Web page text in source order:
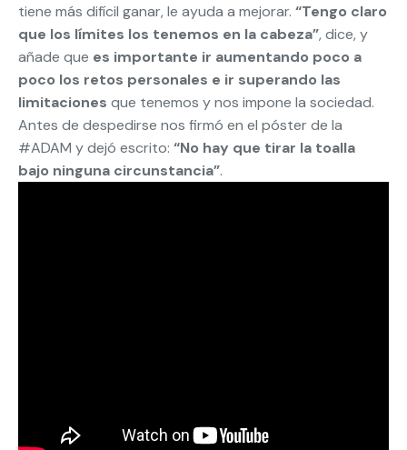
tiene más difícil ganar, le ayuda a mejorar. “Tengo claro
que los límites los tenemos en la cabeza”, dice, y
añade que es importante ir aumentando poco a
poco los retos personales e ir superando las
limitaciones que tenemos y nos impone la sociedad.
Antes de despedirse nos firmó en el póster de la
#ADAM y dejó escrito: “No hay que tirar la toalla
bajo ninguna circunstancia”.